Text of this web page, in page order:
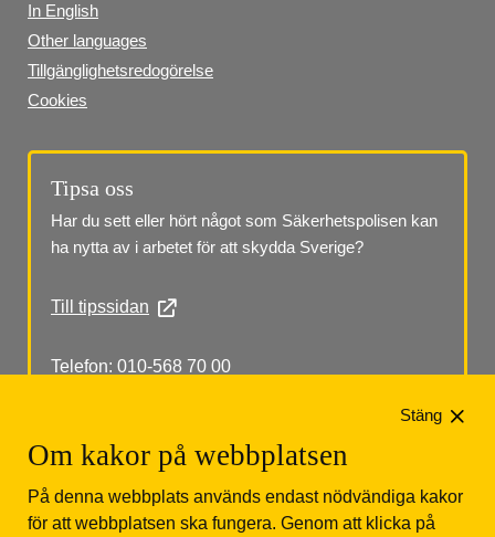
In English
Other languages
Tillgänglighetsredogörelse
Cookies
Tipsa oss
Har du sett eller hört något som Säkerhetspolisen kan
ha nytta av i arbetet för att skydda Sverige?
Till tipssidan
Telefon: 010-568 70 00
Om kakor på webbplatsen
På denna webbplats används endast nödvändiga kakor
för att webbplatsen ska fungera. Genom att klicka på
Stäng